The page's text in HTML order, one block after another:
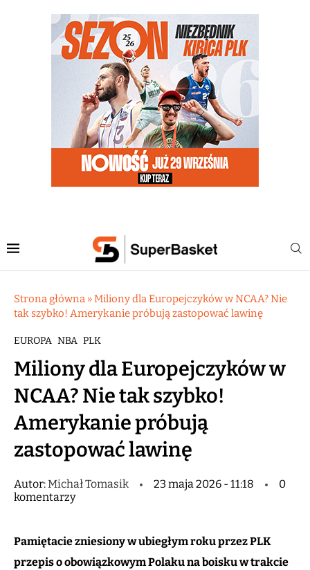
Strona główna »Miliony dla Europejczyków w NCAA? Nie
tak szybko! Amerykanie próbują zastopować lawinę
EUROPA NBA PLK
Miliony dla Europejczyków w
NCAA? Nie tak szybko!
Amerykanie próbują
zastopować lawinę
Autor:Michał Tomasik 23 maja 2026 - 11:18
0
komentarzy
Pamiętacie zniesiony w ubiegłym roku przez PLK
przepis o obowiązkowym Polaku na boisku w trakcie